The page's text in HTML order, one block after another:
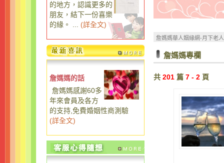
的地方，認識更多的
朋友，結下一份喜樂
的緣。 ...
(詳全文)
詹媽媽的話
詹媽媽感謝60多
年來會員及各方
的支持,免費婚姻性商測驗
(詳全文)
詹媽媽華人姻緣網-月下老
詹媽媽專欄
共 201 篇 7 - 2 頁